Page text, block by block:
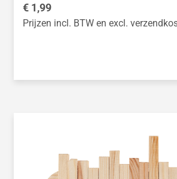
Normale prijs:
€ 1,99
Prijzen incl. BTW en excl.